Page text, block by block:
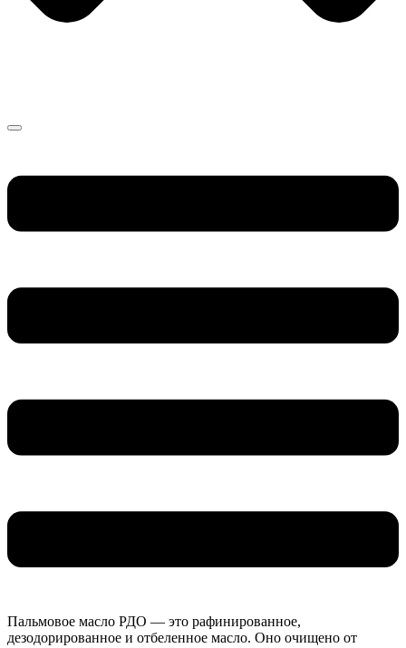
Пальмовое масло РДО — это рафинированное,
дезодорированное и отбеленное масло. Оно очищено от